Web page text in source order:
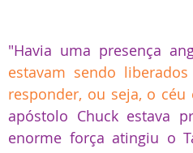
"Havia uma presença
estavam sendo
responder, ou seja, o
apóstolo Chuck estava
enorme força atingiu o